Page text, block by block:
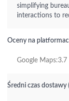
simplifying
interactions to
Oceny na
Google Maps:3.7
Średni czas dostawy